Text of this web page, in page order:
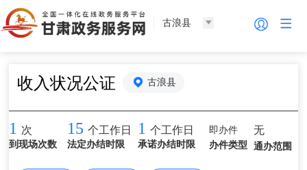
古浪县
收入状况公证 古浪县
1 次
到现场次数
15 个工作日
法定办结时限
1 个工作日
承诺办结时限
即办件
办件类型
无
通办范围